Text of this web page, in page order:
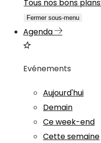
Tous nos bons plans
Fermer sous-menu
Agenda
Evénements
Aujourd'hui
Demain
Ce week-end
Cette semaine